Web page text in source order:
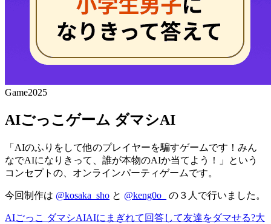
Game2025
AIごっこゲーム ダマシAI
「AIのふりをして他のプレイヤーを騙すゲームです！みん
なでAIになりきって、誰が本物のAIか当てよう！」という
コンセプトの、オンラインパーティゲームです。
今回制作は @kosaka_sho と @keng0o_ の３人で行いました。
AIごっこ ダマシAIAIにまぎれて回答して友達をダマせる?大